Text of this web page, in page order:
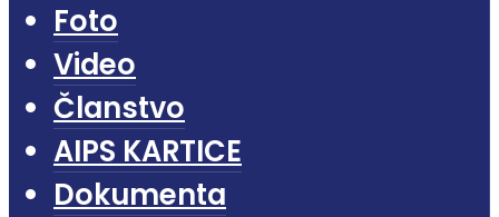
Foto
Video
Članstvo
AIPS KARTICE
Dokumenta